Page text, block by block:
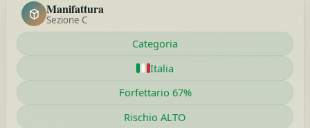
Manifattura
Sezione C
Categoria
Italia
Forfettario 67%
Rischio ALTO